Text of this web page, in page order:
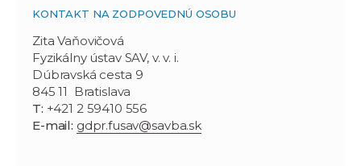
KONTAKT NA ZODPOVEDNÚ OSOBU
Zita Vaňovičová
Fyzikálny ústav SAV, v. v. i.
Dúbravská cesta 9
845 11 Bratislava
T: +421 2 59410 556
E-mail: gdpr.fusav@savba.sk